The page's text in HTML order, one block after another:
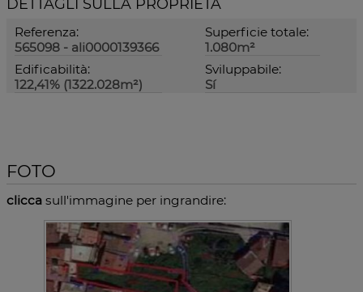
Referenza:
565098 - ali0000139366
Superficie totale:
1.080m²
Edificabilità:
122,41% (1322.028m²)
Sviluppabile:
Sí
FOTO
clicca sull'immagine per ingrandire: